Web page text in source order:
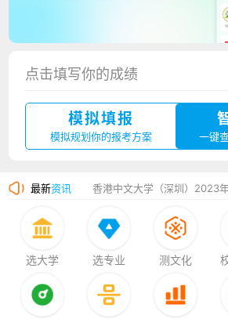
点击填写你的成绩
模拟填报
模拟规划你的报考方案 一键
最新资讯
选大学 选专业 测文化